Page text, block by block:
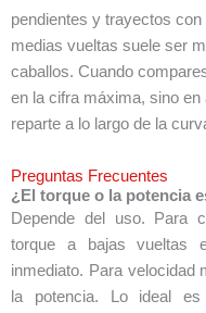
pendientes y trayectos
medias vueltas suele ser
caballos. Cuando
en la cifra máxima, sino
reparte a lo largo de la
Preguntas Frecuentes
¿El torque o la potencia
Depende del uso. Para
torque a bajas vueltas
inmediato. Para velocidad
la potencia. Lo ideal